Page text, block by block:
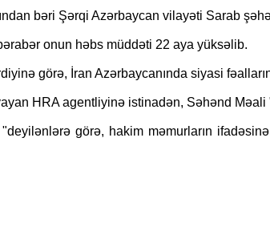
bəri Şərqi Azərbaycan vilayəti Sarab
onun həbs müddəti 22 aya yüksəlib.
görə, İran Azərbaycanında siyasi
HRA agentliyinə istinadən, Səhənd
görə, hakim məmurların